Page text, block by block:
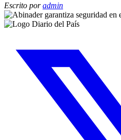
Escrito poradmin